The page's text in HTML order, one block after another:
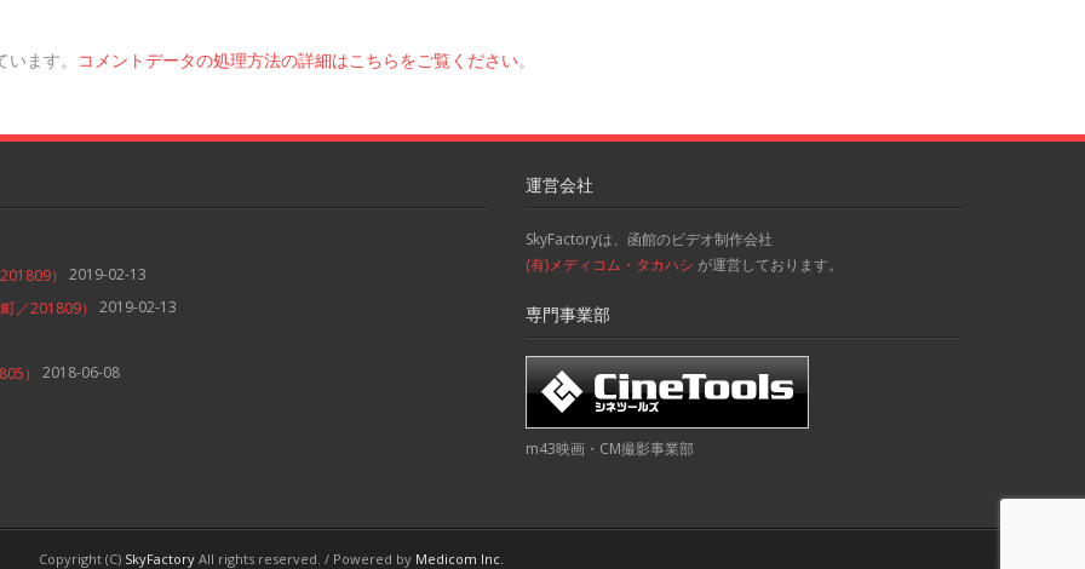
ます。 コメントデータの処理方法の詳細はこちらをご覧ください。
） 2019-02-13
／201809） 2019-02-13
） 2018-06-08
運営会社
SkyFactoryは、函館のビデオ制作会社
(有)メディコム・タカハシ が運営しております。
専門事業部
m43映画・CM撮影事業部
Copyright (C) SkyFactory All rights reserved. / Powered by Medicom Inc.